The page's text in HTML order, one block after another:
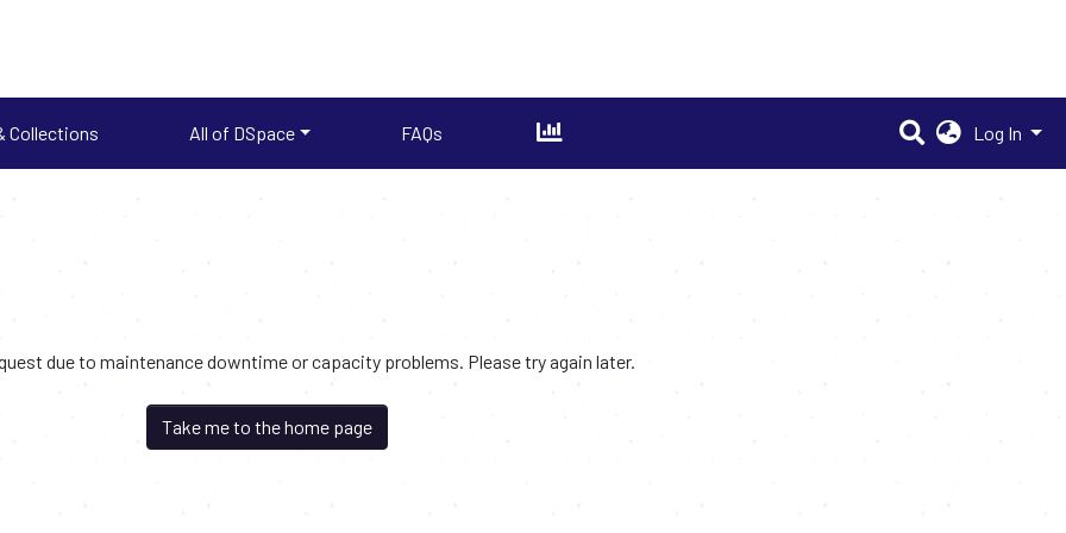
Collections All of DSpace FAQs Log In
due to maintenance downtime or capacity problems. Please try again later.
Take me to the home page